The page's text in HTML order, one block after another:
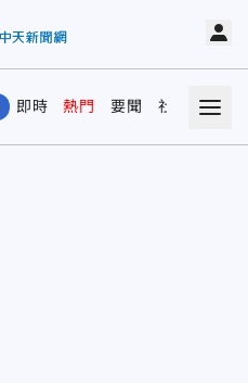
即時 熱門 要聞 社會 娛樂